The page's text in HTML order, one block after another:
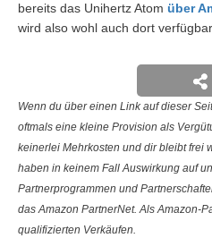
bereits das Unihertz Atom über
wird also wohl auch dort
Wenn du über einen Link auf dieser
oftmals eine kleine Provision als
keinerlei Mehrkosten und dir bleibt frei
haben in keinem Fall Auswirkung auf
Partnerprogrammen und
das Amazon PartnerNet. Als Amazon-
qualifizierten Verkäufen.